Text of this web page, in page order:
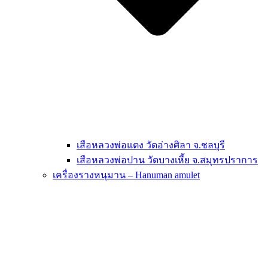
เสือหลวงพ่อแตง วัดอ่างศิลา จ.ชลบุรี
เสือหลวงพ่อปาน วัดบางเหี้ย จ.สมุทรปราการ
เครื่องรางหนุมาน – Hanuman amulet